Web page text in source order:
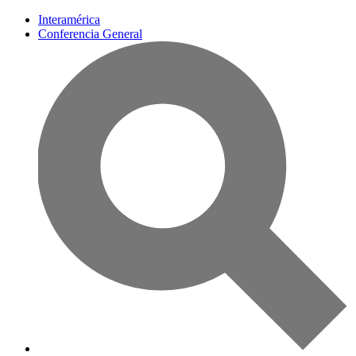
Interamérica
Conferencia General